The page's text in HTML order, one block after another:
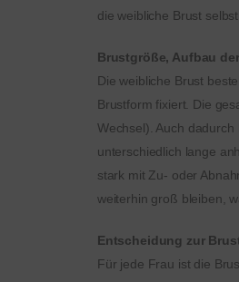
die weibliche Brust
Brustgröße, Aufbau
Die weibliche Brust
Brustform fixiert. Die
Wechsel). Auch
unterschiedlich lange
stark mit Zu- oder
weiterhin groß bleiben,
Entscheidung zur
Für jede Frau ist die